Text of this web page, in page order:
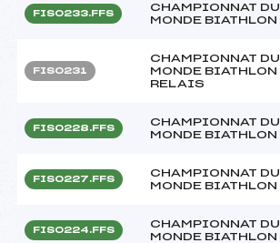
FIS0233.FFS
CHAMPIONNAT DU
MONDE BIATHLON
FIS0231
CHAMPIONNAT DU
MONDE BIATHLON
RELAIS
FIS0228.FFS
CHAMPIONNAT DU
MONDE BIATHLON
FIS0227.FFS
CHAMPIONNAT DU
MONDE BIATHLON
FIS0224.FFS
CHAMPIONNAT DU
MONDE BIATHLON